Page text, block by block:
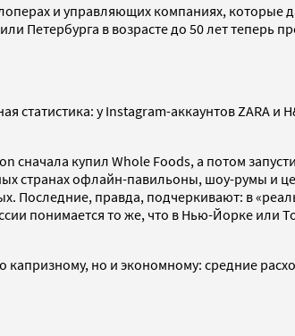
и управляющих компаниях, которые
Петербурга в возрасте до 50 лет теперь
у Instagram-аккаунтов ZARA и
купил Whole Foods, а потом
странах офлайн-павильоны, шоу-румы и
правда, подчеркивают: в
понимается то же, что в Нью-Йорке или
но и экономному: средние